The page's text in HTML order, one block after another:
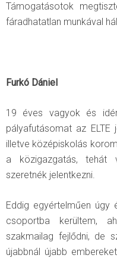
Támogatásotok
fáradhatatlan munkával
Furkó Dániel
19 éves vagyok és
pályafutásomat az
illetve középiskolás
a közigazgatás, tehát
szeretnék jelentkezni.
Eddig egyértelműen úgy
csoportba kerültem,
szakmailag fejlődni, de
újabbnál újabb